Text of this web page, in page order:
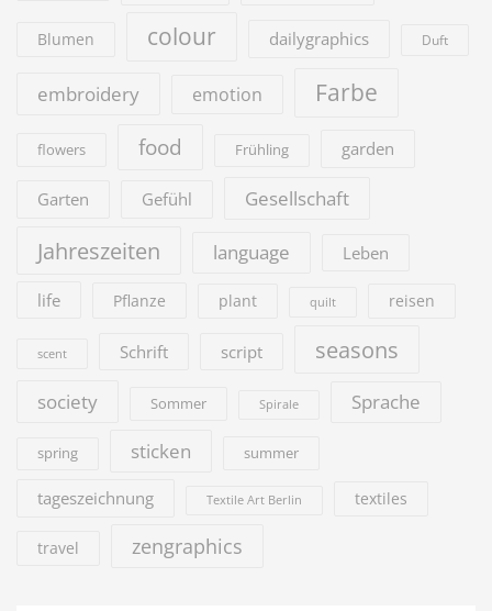
Blumen colour dailygraphics Duft
embroidery emotion Farbe
flowers food Frühling garden
Garten Gefühl Gesellschaft
Jahreszeiten language Leben
life Pflanze plant quilt reisen
scent Schrift script seasons
society Sommer Spirale Sprache
spring sticken summer
tageszeichnung Textile Art Berlin textiles
travel zengraphics